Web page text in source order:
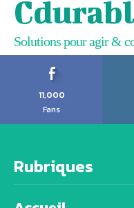
Solutions pour agir &
11,000
Fans
Rubriques